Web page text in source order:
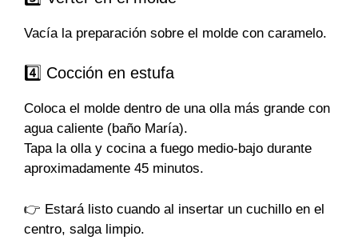
Vacía la preparación sobre el molde con caramelo.
4️⃣ Cocción en estufa
Coloca el molde dentro de una olla más grande con
agua caliente (baño María).
Tapa la olla y cocina a fuego medio-bajo durante
aproximadamente 45 minutos.
👉 Estará listo cuando al insertar un cuchillo en el
centro, salga limpio.